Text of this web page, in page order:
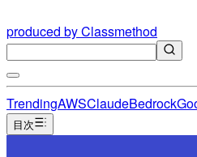
produced by Classmethod
TrendingAWSClaudeBedrock
目次